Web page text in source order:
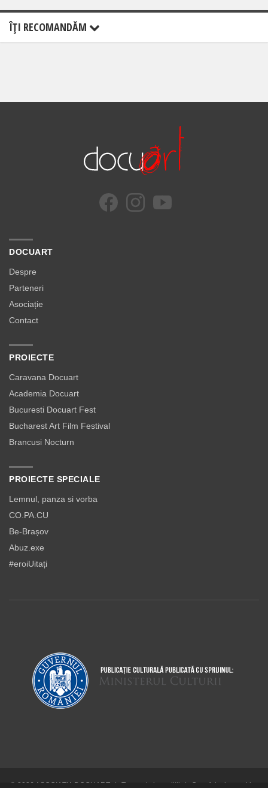
ÎŢI RECOMANDĂM
DOCUART
Despre
Parteneri
Asociație
Contact
PROIECTE
Caravana Docuart
Academia Docuart
Bucuresti Docuart Fest
Bucharest Art Film Festival
Brancusi Nocturn
PROIECTE SPECIALE
Lemnul, panza si vorba
CO.PA.CU
Be-Brașov
Abuz.exe
#eroiUitați
© 2026 ASOCIAŢIA DOCUART | Termeni şi condiţii | Cum folosim cookie-